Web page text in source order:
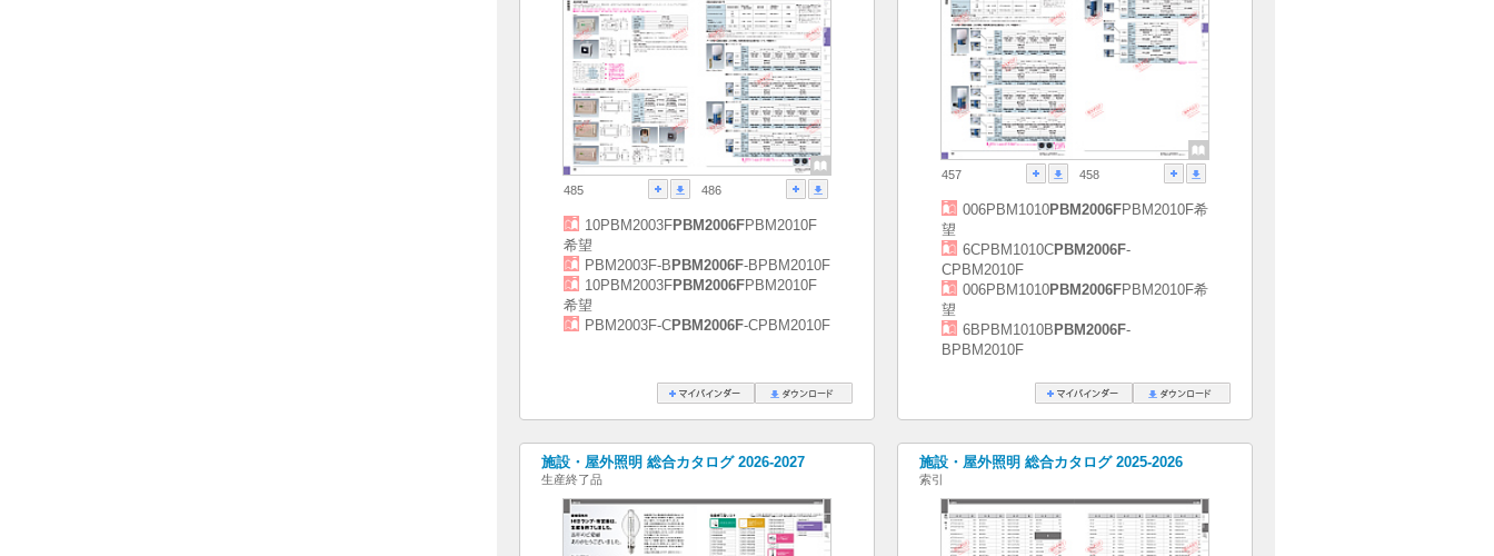
485 486
10PBM2003FPBM2006FPBM2010F
希望
PBM2003F-B PBM2006F-BPBM2010F
10PBM2003FPBM2006FPBM2010F
希望
PBM2003F-CPBM2006F-CPBM2010F
457 458
006PBM1010PBM2006FPBM2010F希
望
6CPBM1010CPBM2006F-
CPBM2010F
006PBM1010PBM2006FPBM2010F希
望
6BPBM1010B PBM2006F-
BPBM2010F
施設・屋外照明 総合カタログ 2026-2027
生産終了品
施設・屋外照明 総合カタログ 2025-2026
索引